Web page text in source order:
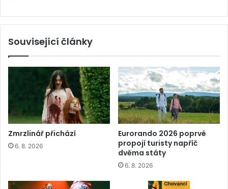
Související články
Zmrzlinář přichází
6. 8. 2026
Eurorando 2026 poprvé
propojí turisty napříč
dvěma státy
6. 8. 2026